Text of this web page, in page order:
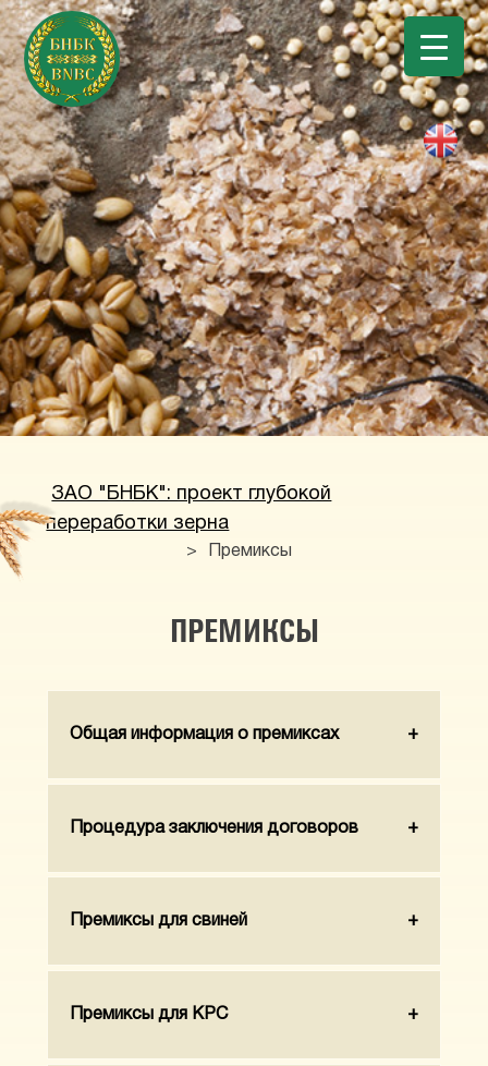
Powered by Translate
ЗАО "БНБК": проект глубокой
переработки зерна
> Премиксы
ПРЕМИКСЫ
Общая информация о премиксах
Процедура заключения договоров
Премиксы для свиней
Премиксы для КРС